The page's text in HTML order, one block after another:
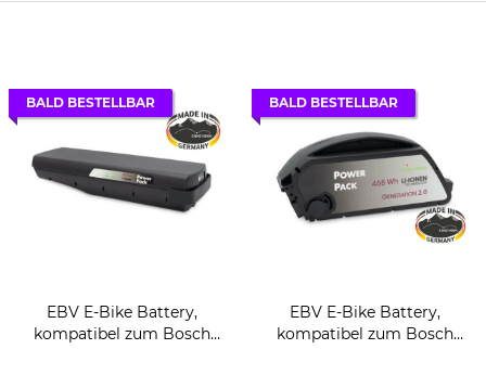
BALD BESTELLBAR
EBV E-Bike Battery,
kompatibel zum Bosch
BALD BESTELLBAR
EBV E-Bike Battery,
kompatibel zum Bosch